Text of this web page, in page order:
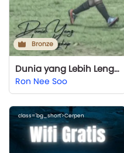
Bronze
Dunia yang Lebih Lengkap
Ron Nee Soo
class='bg_short'>Cerpen